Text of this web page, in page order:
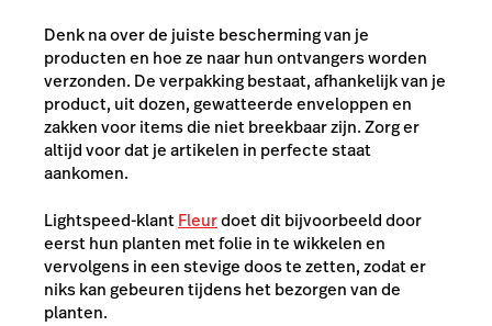
Denk na over de juiste bescherming van je
producten en hoe ze naar hun ontvangers worden
verzonden. De verpakking bestaat, afhankelijk van je
product, uit dozen, gewatteerde enveloppen en
zakken voor items die niet breekbaar zijn. Zorg er
altijd voor dat je artikelen in perfecte staat
aankomen.
Lightspeed-klantFleurdoet dit bijvoorbeeld door
eerst hun planten met folie in te wikkelen en
vervolgens in een stevige doos te zetten, zodat er
niks kan gebeuren tijdens het bezorgen van de
planten.